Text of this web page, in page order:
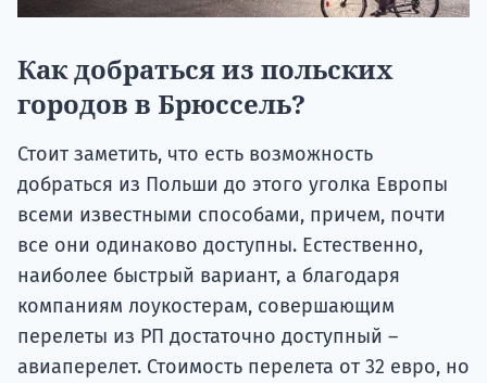
Как добраться из польских
городов в Брюссель?
Стоит заметить, что есть возможность
добраться из Польши до этого уголка Европы
всеми известными способами, причем, почти
все они одинаково доступны. Естественно,
наиболее быстрый вариант, а благодаря
компаниям лоукостерам, совершающим
перелеты из РП достаточно доступный –
авиаперелет. Стоимость перелета от 32 евро, но